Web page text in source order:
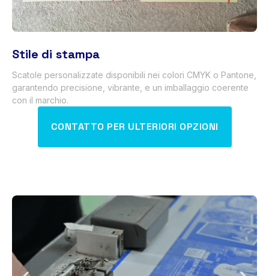
Stile di stampa
Scatole personalizzate disponibili nei colori CMYK o Pantone,
garantendo precisione, vibrante, e un imballaggio coerente
con il marchio.
CONTATTO PER ULTERIORI OPZIONI